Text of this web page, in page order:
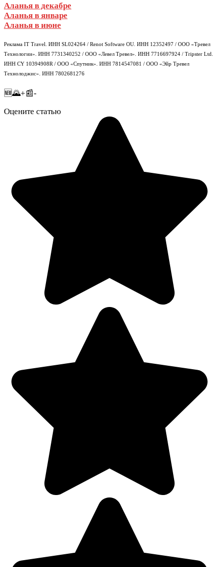
Аланья в декабре
Аланья в январе
Аланья в июне
Реклама IT Travel. ИНН SL024264 / Renot Software OU. ИНН 12352497 / ООО «Тревел
Технологии». ИНН 7731340252 / ООО «Левел Тревел». ИНН 7716697924 / Tripster Ltd.
ИНН CY 10394908R / ООО «Спутник». ИНН 7814547081 / ООО «Эйр Тревел
Технолоджис». ИНН 7802681276
🆕🌄+📰-
Оцените статью